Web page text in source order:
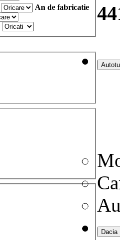
An de fabricatie